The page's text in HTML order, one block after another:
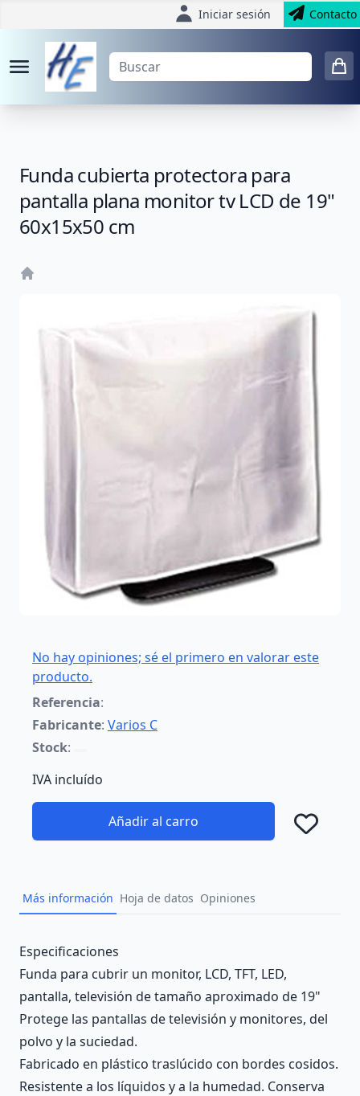
Iniciar sesión Contacto
Funda cubierta protectora para
pantalla plana monitor tv LCD de 19"
60x15x50 cm
No hay opiniones; sé el primero en valorar este
producto.
Referencia:
Fabricante: Varios C
Stock:
IVA incluído
Añadir al carro
Más información Hoja de datos Opiniones
Description
Especificaciones
Funda para cubrir un monitor, LCD, TFT, LED,
pantalla, televisión de tamaño aproximado de 19"
Protege las pantallas de televisión y monitores, del
polvo y la suciedad.
Fabricado en plástico traslúcido con bordes cosidos.
Resistente a los líquidos y a la humedad. Conserva